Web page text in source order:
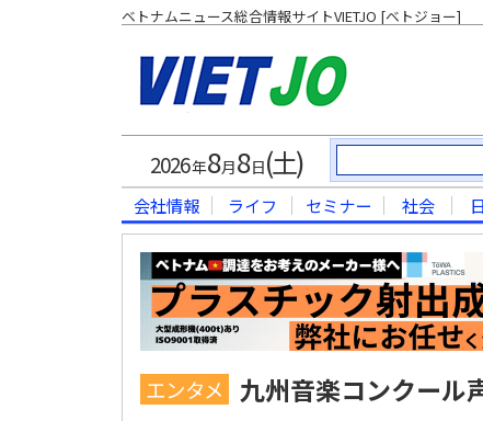
ベトナムニュース総合情報サイトVIETJO [ベトジョー]
2026年8月8日(土)
会社情報 ライフ セミナー 社会
エンタメ 九州音楽コンクール